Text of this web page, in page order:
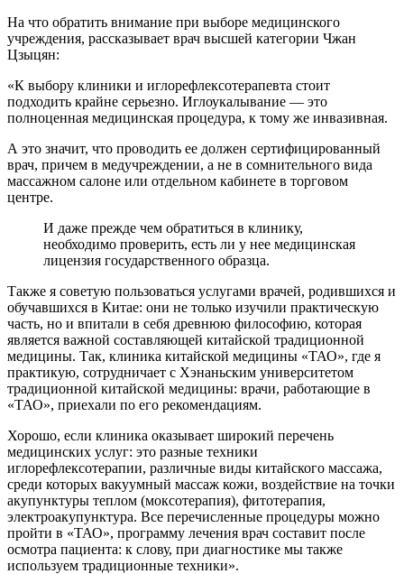
На что обратить внимание при выборе медицинского
учреждения, рассказывает врач высшей категории Чжан
Цзыцян:
«К выбору клиники и иглорефлексотерапевта стоит
подходить крайне серьезно. Иглоукалывание — это
полноценная медицинская процедура, к тому же инвазивная.
А это значит, что проводить ее должен сертифицированный
врач, причем в медучреждении, а не в сомнительного вида
массажном салоне или отдельном кабинете в торговом
центре.
И даже прежде чем обратиться в клинику,
необходимо проверить, есть ли у нее медицинская
лицензия государственного образца.
Также я советую пользоваться услугами врачей, родившихся и
обучавшихся в Китае: они не только изучили практическую
часть, но и впитали в себя древнюю философию, которая
является важной составляющей китайской традиционной
медицины. Так, клиника китайской медицины «ТАО», где я
практикую, сотрудничает с Хэнаньским университетом
традиционной китайской медицины: врачи, работающие в
«ТАО», приехали по его рекомендациям.
Хорошо, если клиника оказывает широкий перечень
медицинских услуг: это разные техники
иглорефлексотерапии, различные виды китайского массажа,
среди которых вакуумный массаж кожи, воздействие на точки
акупунктуры теплом (моксотерапия), фитотерапия,
электроакупунктура. Все перечисленные процедуры можно
пройти в «ТАО», программу лечения врач составит после
осмотра пациента: к слову, при диагностике мы также
используем традиционные техники».